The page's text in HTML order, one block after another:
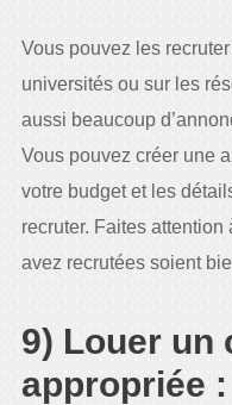
Vous pouvez les
universités ou sur les
aussi beaucoup
Vous pouvez créer une
votre budget et les
recruter. Faites
avez recrutées soient
9) Louer un
appropriée